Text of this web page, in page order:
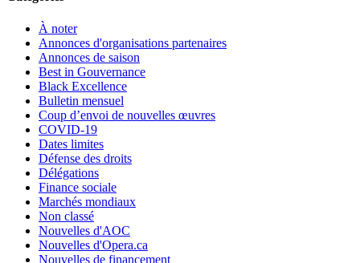
À noter
Annonces d'organisations partenaires
Annonces de saison
Best in Gouvernance
Black Excellence
Bulletin mensuel
Coup d’envoi de nouvelles œuvres
COVID-19
Dates limites
Défense des droits
Délégations
Finance sociale
Marchés mondiaux
Non classé
Nouvelles d'AOC
Nouvelles d'Opera.ca
Nouvelles de financement